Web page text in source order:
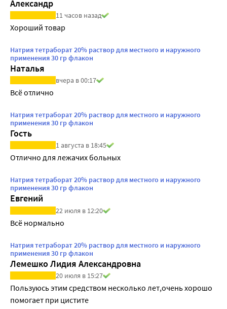
Александр
11 часов назад
Хороший товар
Натрия тетраборат 20% раствор для местного и наружного
применения 30 гр флакон
Наталья
вчера в 00:17
Всё отлично
Натрия тетраборат 20% раствор для местного и наружного
применения 30 гр флакон
Гость
1 августа в 18:45
Отлично для лежачих больных
Натрия тетраборат 20% раствор для местного и наружного
применения 30 гр флакон
Евгений
22 июля в 12:20
Всё нормально
Натрия тетраборат 20% раствор для местного и наружного
применения 30 гр флакон
Лемешко Лидия Александровна
20 июля в 15:27
Пользуюсь этим средством несколько лет,очень хорошо